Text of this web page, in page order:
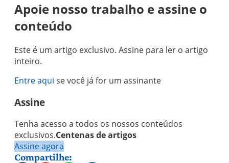
Apoie nosso trabalho e assine o
conteúdo
Este é um artigo exclusivo. Assine para ler o artigo
inteiro.
Entre aqui se você já for um assinante
Assine
Tenha acesso a todos os nossos conteúdos
exclusivos.Centenas de artigos
Assine agora
Compartilhe: